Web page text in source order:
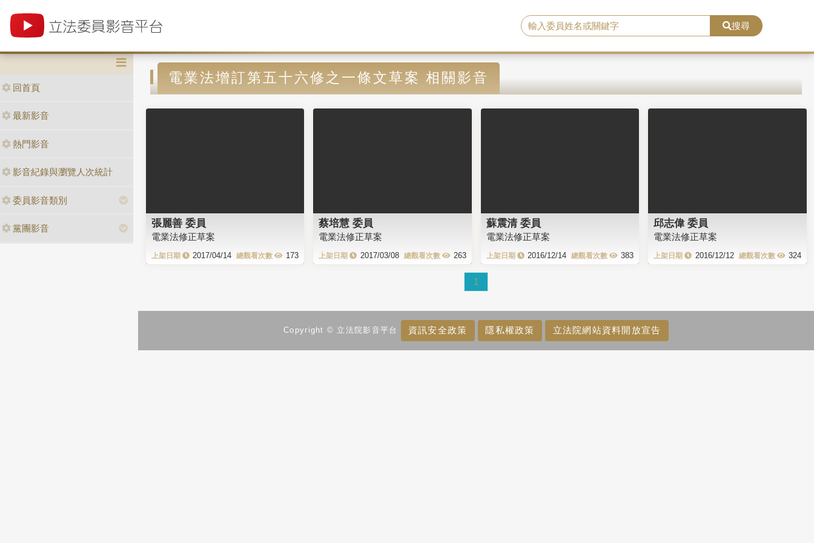
搜尋
回首頁
最新影音
熱門影音
影音紀錄與瀏覽人次統計
委員影音類別
黨團影音
電業法增訂第五十六修之一條文草案 相關影音
張麗善 委員
電業法修正草案
2017/04/14 173
蔡培慧 委員
電業法修正草案
2017/03/08 263
蘇震清 委員
電業法修正草案
2016/12/14 383
邱志偉 委員
電業法修正草案
2016/12/12 324
1
Copyright © 立法院影音平台 資訊安全政策 隱私權政策 立法院網站資料開放宣告